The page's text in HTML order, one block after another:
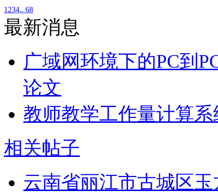
1 234.. 68
最新消息
广域网环境下的PC到
论文
教师教学工作量计算
相关帖子
云南省丽江市古城区